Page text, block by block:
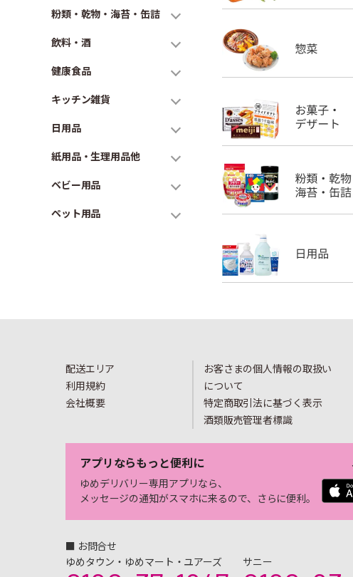
粉類・乾物・海苔・缶詰
飲料・酒
健康食品
キッチン雑貨
日用品
紙用品・生理用品他
ベビー用品
ペット用品
配送エリア
利用規約
会社概要
お客さまの個人情報の取扱い
について
特定商取引法に基づく表示
酒類販売管理者標識
アプリならもっと便利に
ゆめデリバリー専用アプリなら、
メッセージの通知がスマホに来るので、さらに便利。
■ お問合せ
ゆめタウン・ゆめマート・ユアーズ
サニー